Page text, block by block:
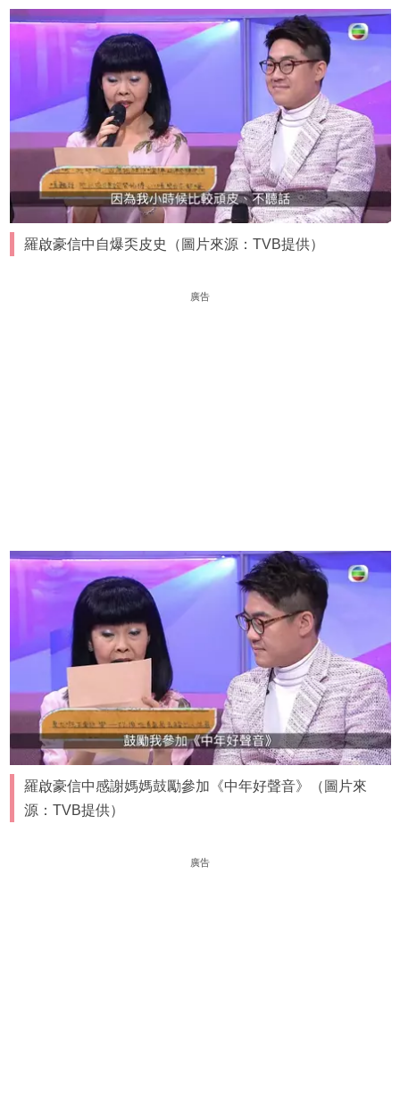
羅啟豪信中自爆奀皮史（圖片來源：TVB提供）
廣告
羅啟豪信中感謝媽媽鼓勵參加《中年好聲音》（圖片來
源：TVB提供）
廣告